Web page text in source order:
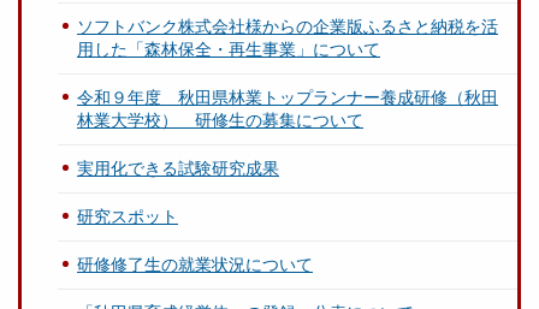
ソフトバンク株式会社様からの企業版ふるさと納税を活
用した「森林保全・再生事業」について
令和９年度 秋田県林業トップランナー養成研修（秋田
林業大学校） 研修生の募集について
実用化できる試験研究成果
研究スポット
研修修了生の就業状況について